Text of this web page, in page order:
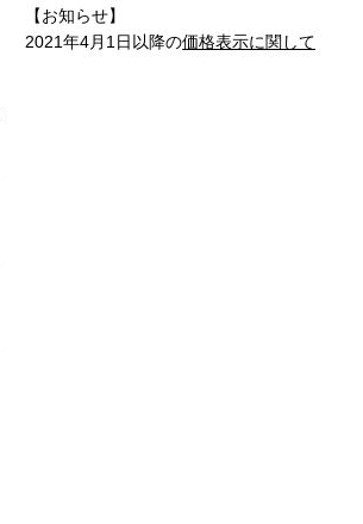
【お知らせ】
2021年4月1日以降の価格表示に関して